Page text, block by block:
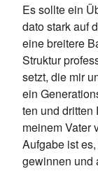
Es soll­te ein
dato stark auf
eine brei­te­re
Struk­tur
setzt, die mir
ein
ten und drit­ten
mei­nem Va­ter
Auf­ga­be ist
ge­win­nen und